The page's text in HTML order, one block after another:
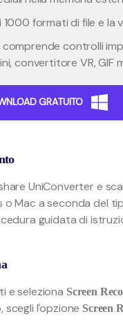
formati di file e
controlli
convertitore VR, GIF
GRATUITO
UniConverter e
Mac a seconda del
guidata di
e seleziona Screen
scegli l'opzione Screen